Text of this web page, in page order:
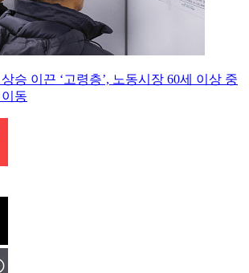
승 이끈 ‘고령층’, 노동시장 60세 이상 중
동